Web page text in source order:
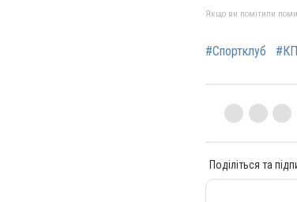
Якщо ви помітили
#Спортклуб
Поділіться та